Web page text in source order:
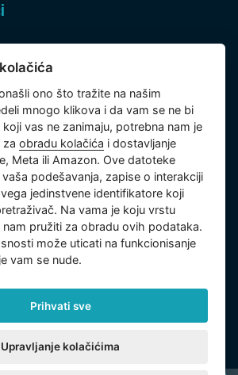
i drugih obrađivanih podataka
u Opštinskom sudu u Pragu,
Identifikacioni broj kompanije:
identifikacioni broj: CZ26150808.
ono što tražite na našim
mnogo klikova i da vam se ne bi
vas ne zanimaju, potrebna nam je
zaobradu kolačića i dostavljanje
Meta ili Amazon. Ove datoteke
podešavanja, zapise o interakciji
jedinstvene identifikatore koji
Na vama je koju vrstu
pružiti za obradu ovih podataka.
može uticati na funkcionisanje
vam se nude.
Prihvati sve
Upravljanje kolačićima